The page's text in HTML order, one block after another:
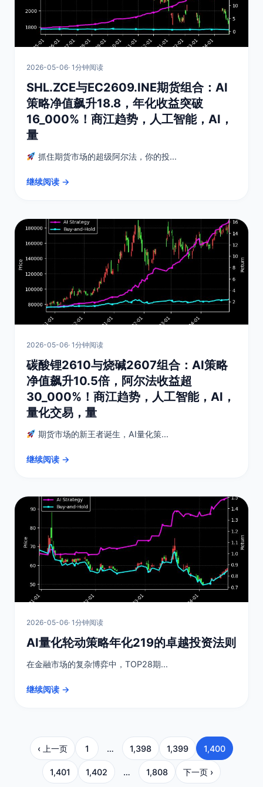
2026-05-06· 1分钟阅读
SHL.ZCE与EC2609.INE期货组合：AI
策略净值飙升18.8，年化收益突破
16_000%！商江趋势，人工智能，AI，
量
抓住期货市场的超级阿尔法，你的投...
继续阅读 →
2026-05-06· 1分钟阅读
碳酸锂2610与烧碱2607组合：AI策略
净值飙升10.5倍，阿尔法收益超
30_000%！商江趋势，人工智能，AI，
量化交易，量
期货市场的新王者诞生，AI量化策...
继续阅读 →
2026-05-06· 1分钟阅读
AI量化轮动策略年化219的卓越投资法则
在金融市场的复杂博弈中，TOP28期...
继续阅读 →
‹ 上一页 1 … 1,398 1,399 1,400
1,401 1,402 … 1,808 下一页 ›